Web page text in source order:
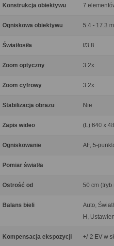
Konstrukcja obiektywu 7
Ogniskowa obiektywu 5.4 - 17.3
Światłosiła f/3.8
Zoom optyczny 3.2x
Zoom cyfrowy 3.2x
Stabilizacja obrazu Nie
Zapis wideo (L) 640 x
Ogniskowanie AF, 5-
Pomiar światła
Ostrość od 50 cm (tryb
Balans bieli
Auto,
H,
Kompensacja ekspozycji +/-2 EV w